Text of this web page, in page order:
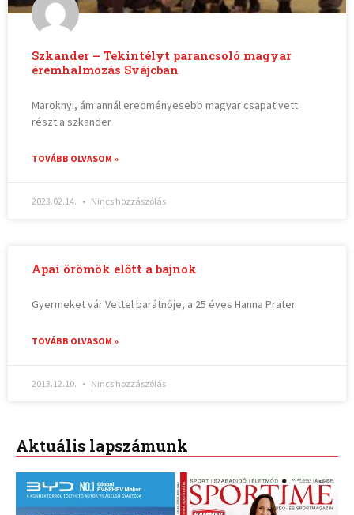
Szkander – Tekintélyt parancsoló magyar
éremhalmozás Svájcban
Maroknyi, ám annál eredményesebb magyar csapat vett
részt a szkander
TOVÁBB OLVASOM »
2023.02.14. Nincs hozzászólás
Apai örömök előtt a bajnok
Gyermeket vár Vettel barátnője, a 25 éves Hanna Prater.
TOVÁBB OLVASOM »
2013.12.10. Nincs hozzászólás
Aktuális lapszámunk